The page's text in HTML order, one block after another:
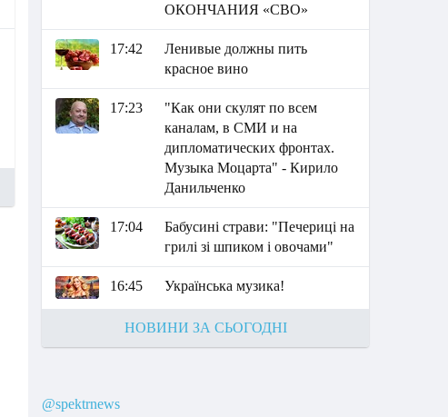
ОКОНЧАНИЯ «СВО»
17:42
Ленивые должны пить
красное вино
17:23
"Как они скулят по всем
каналам, в СМИ и на
дипломатических фронтах.
Музыка Моцарта" - Кирило
Данильченко
17:04
Бабусині страви: "Печериці на
грилі зі шпиком і овочами"
16:45 Українська музика!
НОВИНИ ЗА СЬОГОДНІ
@spektrnews